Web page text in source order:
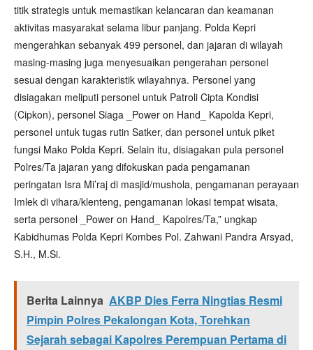
titik strategis untuk memastikan kelancaran dan keamanan
aktivitas masyarakat selama libur panjang. Polda Kepri
mengerahkan sebanyak 499 personel, dan jajaran di wilayah
masing-masing juga menyesuaikan pengerahan personel
sesuai dengan karakteristik wilayahnya. Personel yang
disiagakan meliputi personel untuk Patroli Cipta Kondisi
(Cipkon), personel Siaga _Power on Hand_ Kapolda Kepri,
personel untuk tugas rutin Satker, dan personel untuk piket
fungsi Mako Polda Kepri. Selain itu, disiagakan pula personel
Polres/Ta jajaran yang difokuskan pada pengamanan
peringatan Isra Mi’raj di masjid/mushola, pengamanan perayaan
Imlek di vihara/klenteng, pengamanan lokasi tempat wisata,
serta personel _Power on Hand_ Kapolres/Ta,” ungkap
Kabidhumas Polda Kepri Kombes Pol. Zahwani Pandra Arsyad,
S.H., M.Si.
Berita Lainnya AKBP Dies Ferra Ningtias Resmi
Pimpin Polres Pekalongan Kota, Torehkan
Sejarah sebagai Kapolres Perempuan Pertama di